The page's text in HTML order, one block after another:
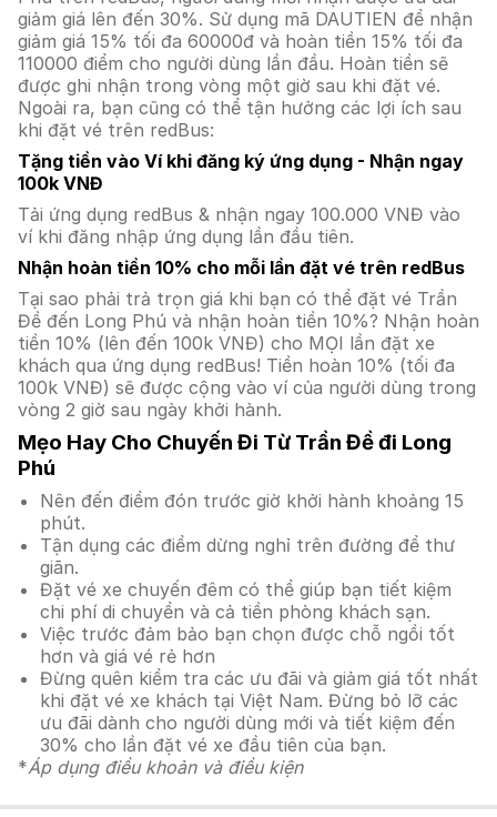
giảm giá lên đến 30%. Sử dụng mã DAUTIEN để nhận
giảm giá 15% tối đa 60000đ và hoàn tiền 15% tối đa
110000 điểm cho người dùng lần đầu. Hoàn tiền sẽ
được ghi nhận trong vòng một giờ sau khi đặt vé.
Ngoài ra, bạn cũng có thể tận hưởng các lợi ích sau
khi đặt vé trên redBus:
Tặng tiền vào Ví khi đăng ký ứng dụng - Nhận ngay
100k VNĐ
Tải ứng dụng redBus & nhận ngay 100.000 VNĐ vào
ví khi đăng nhập ứng dụng lần đầu tiên.
Nhận hoàn tiền 10% cho mỗi lần đặt vé trên redBus
Tại sao phải trả trọn giá khi bạn có thể đặt vé Trần
Đề đến Long Phú và nhận hoàn tiền 10%? Nhận hoàn
tiền 10% (lên đến 100k VNĐ) cho MỌI lần đặt xe
khách qua ứng dụng redBus! Tiền hoàn 10% (tối đa
100k VNĐ) sẽ được cộng vào ví của người dùng trong
vòng 2 giờ sau ngày khởi hành.
Mẹo Hay Cho Chuyến Đi Từ Trần Đề đi Long
Phú
Nên đến điểm đón trước giờ khởi hành khoảng 15
phút.
Tận dụng các điểm dừng nghỉ trên đường để thư
giãn.
Đặt vé xe chuyến đêm có thể giúp bạn tiết kiệm
chi phí di chuyển và cả tiền phòng khách sạn.
Việc trước đảm bảo bạn chọn được chỗ ngồi tốt
hơn và giá vé rẻ hơn
Đừng quên kiểm tra các ưu đãi và giảm giá tốt nhất
khi đặt vé xe khách tại Việt Nam. Đừng bỏ lỡ các
ưu đãi dành cho người dùng mới và tiết kiệm đến
30% cho lần đặt vé xe đầu tiên của bạn.
*Áp dụng điều khoản và điều kiện